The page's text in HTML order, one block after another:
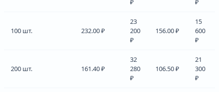
₽
₽
100 шт. 232.00 ₽
23
200
₽
156.00 ₽
15
600
₽
200 шт. 161.40 ₽
32
280
₽
106.50 ₽
21
300
₽